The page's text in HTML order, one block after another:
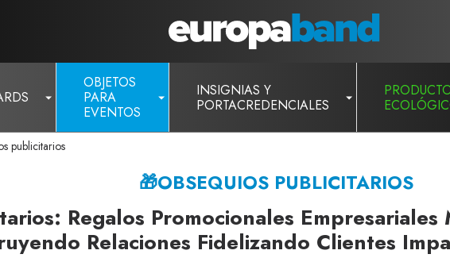
OBJETOS
PARA
EVENTOS
INSIGNIAS Y
PORTACREDENCIALES
publicitarios
🎁OBSEQUIOS PUBLICITARIOS
Regalos Promocionales
Relaciones Fidelizando Clientes